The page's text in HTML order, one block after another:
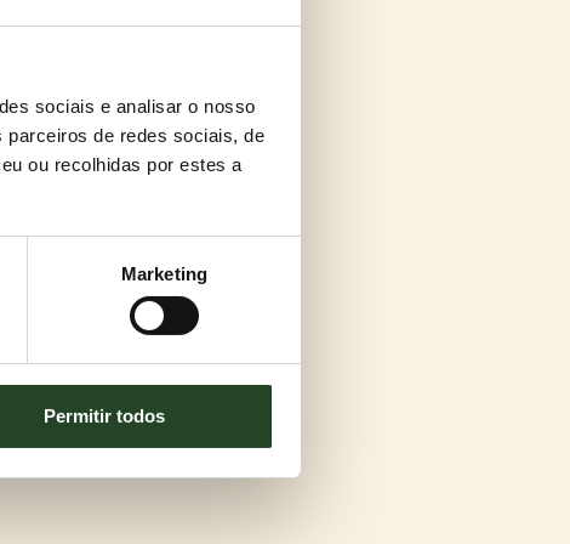
sociais e analisar o nosso
parceiros de redes sociais, de
ou recolhidas por estes a
Marketing
Permitir todos